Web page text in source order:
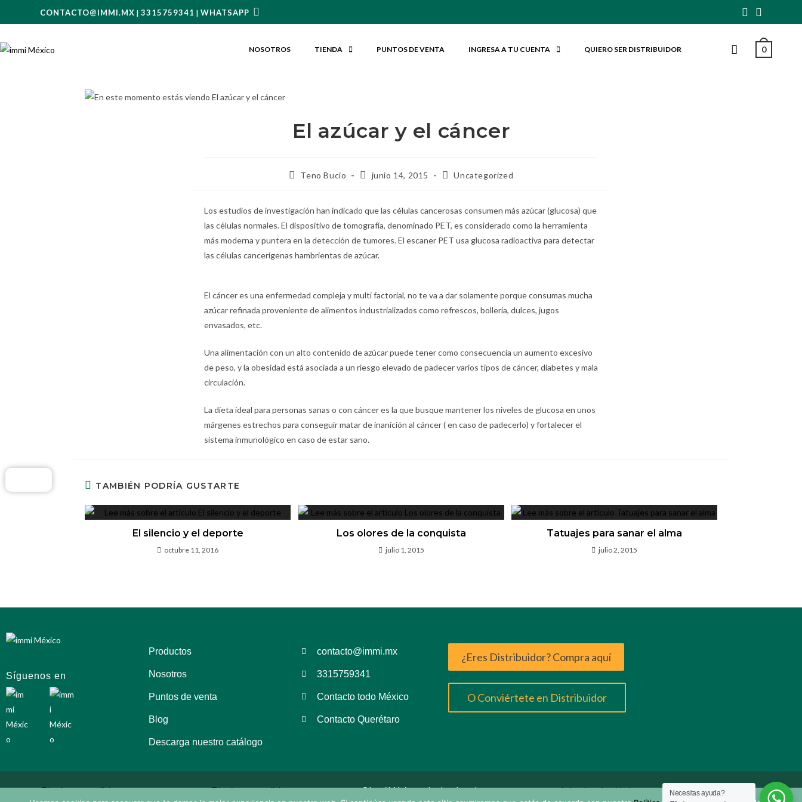
CONTACTO@IMMI.MX |3315759341 |WHATSAPP
NOSOTROS TIENDA PUNTOS DE VENTA INGRESA A TU CUENTA QUIERO SER DISTRIBUIDOR 0
El azúcar y el cáncer
Teno Bucio junio 14, 2015 Uncategorized
Los estudios de investigación han indicado que las células cancerosas consumen más azúcar (glucosa) que
las células normales. El dispositivo de tomografía, denominado PET, es considerado como la herramienta
más moderna y puntera en la detección de tumores. El escaner PET usa glucosa radioactiva para detectar
las células cancerígenas hambrientas de azúcar.
El cáncer es una enfermedad compleja ymulti factorial, no te va a dar solamente porque consumas mucha
azúcar refinada proveniente de alimentos industrializados como refrescos, bollería, dulces, jugos
envasados, etc.
Una alimentación con un alto contenido de azúcar puede tener como consecuencia un aumento excesivo
de peso, y la obesidad está asociada a un riesgo elevado de padecer varios tipos de cáncer, diabetes y mala
circulación.
La dieta ideal para personas sanas o con cáncer es la que busque mantener los niveles de glucosa en unos
márgenes estrechos para conseguir matar de inanición al cáncer ( en caso de padecerlo) y fortalecer el
sistema inmunológico en caso de estar sano.
TAMBIÉN PODRÍA GUSTARTE
El silencio y el deporte
octubre 11, 2016
Los olores de la conquista
julio 1, 2015
Tatuajes para sanar el alma
julio 2, 2015
Síguenos en
Productos
Nosotros
Puntos de venta
Blog
Descarga nuestro catálogo
contacto@immi.mx
3315759341
Contacto todo México
Contacto Querétaro
¿Eres Distribuidor? Compra aquí
O Conviértete en Distribuidor
Términos y condiciones Términos y condiciones
©Immi México todos los derechos
reservados
Aviso de privacidad
Necesitas ayuda?